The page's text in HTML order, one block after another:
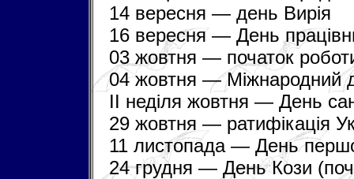
14 вересня — день Вирія
16 вересня — День
03 жовтня — початок
04 жовтня — Міжнародний
II неділя жовтня — День
29 жовтня — ратифікація
11 листопада — День
24 грудня — День Кози